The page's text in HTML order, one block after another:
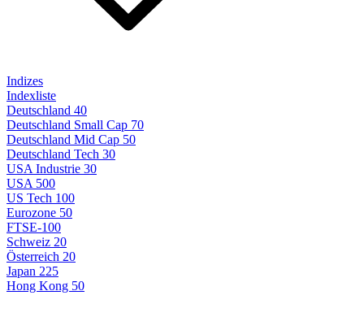
Indizes
Indexliste
Deutschland 40
Deutschland Small Cap 70
Deutschland Mid Cap 50
Deutschland Tech 30
USA Industrie 30
USA 500
US Tech 100
Eurozone 50
FTSE-100
Schweiz 20
Österreich 20
Japan 225
Hong Kong 50